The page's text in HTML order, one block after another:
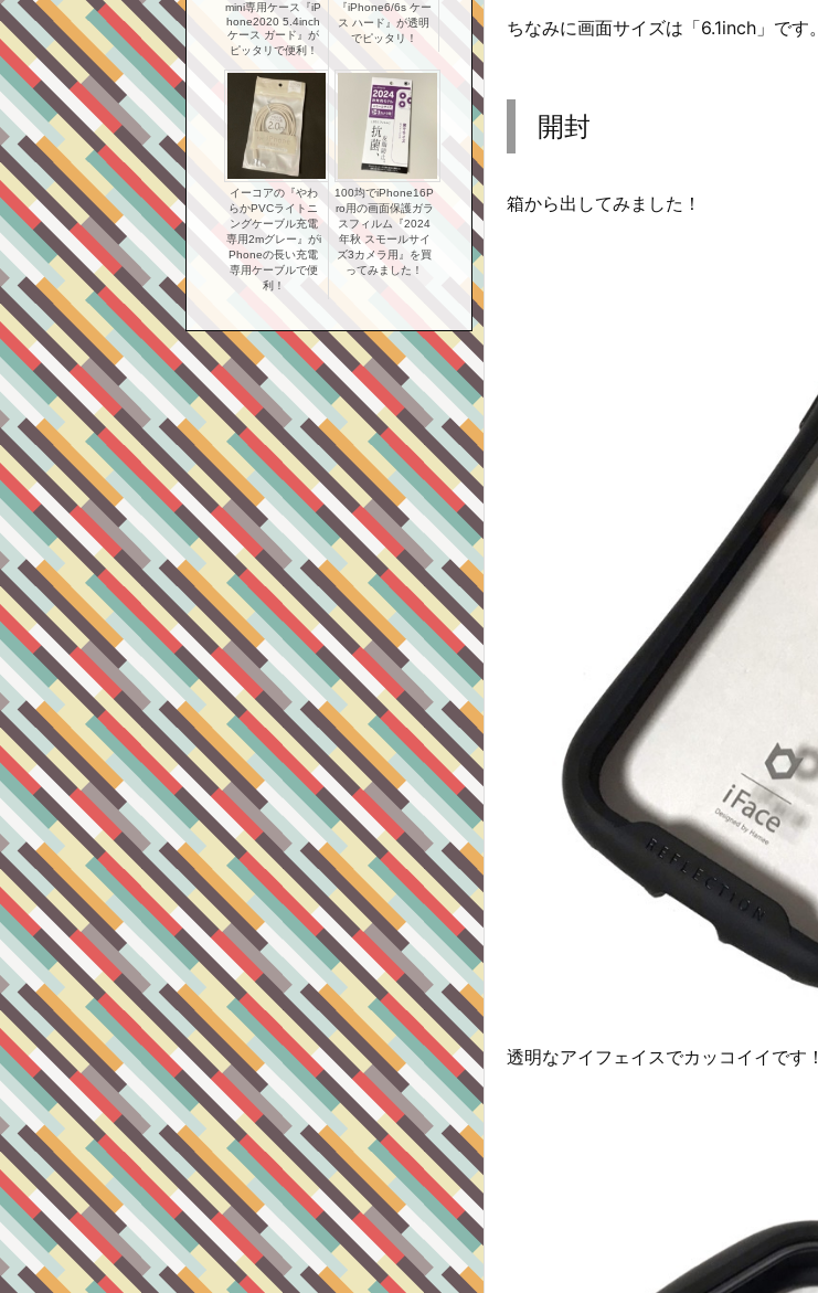
ちなみに画面サイズは「6.1inch」です。
開封
箱から出してみました！
透明なアイフェイスでカッコイイです！
mini専用ケース『iP
hone2020 5.4inch
ケース ガード』が
ピッタリで便利！
『iPhone6/6s ケー
ス ハード』が透明
でピッタリ！
イーコアの『やわ
らかPVCライトニ
ングケーブル充電
専用2mグレー』がi
Phoneの長い充電
専用ケーブルで便
利！
100均でiPhone16P
ro用の画面保護ガラ
スフィルム『2024
年秋 スモールサイ
ズ3カメラ用』を買
ってみました！